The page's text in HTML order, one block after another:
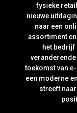
fysieke
nieuwe
naar een
assortiment
het bedrijf
veranderende
toekomst van
een moderne
streeft